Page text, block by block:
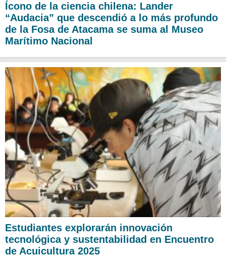
Ícono de la ciencia chilena: Lander
“Audacia” que descendió a lo más profundo
de la Fosa de Atacama se suma al Museo
Marítimo Nacional
Estudiantes explorarán innovación
tecnológica y sustentabilidad en Encuentro
de Acuicultura 2025